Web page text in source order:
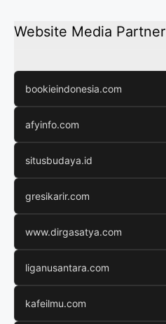
Website Media Partner
bookieindonesia.com
afyinfo.com
situsbudaya.id
gresikarir.com
www.dirgasatya.com
liganusantara.com
kafeilmu.com